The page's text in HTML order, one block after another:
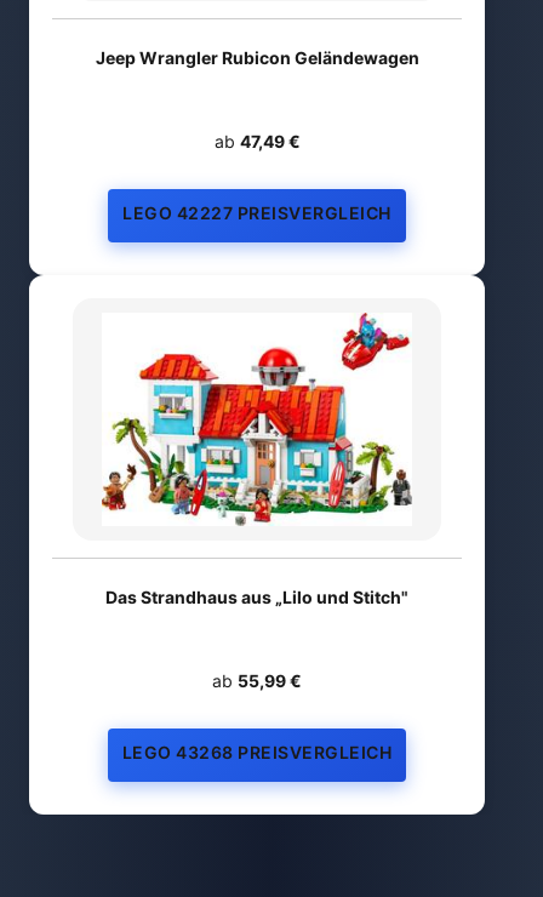
Jeep Wrangler Rubicon Geländewagen
ab 47,49 €
LEGO 42227 PREISVERGLEICH
Das Strandhaus aus „Lilo und Stitch"
ab 55,99 €
LEGO 43268 PREISVERGLEICH